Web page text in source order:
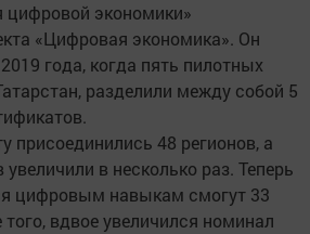
цифровой экономики»
«Цифровая экономика». Он
года, когда пять пилотных
разделили между собой 5
присоединились 48 регионов, а
в несколько раз. Теперь
цифровым навыкам смогут 33
вдвое увеличился номинал